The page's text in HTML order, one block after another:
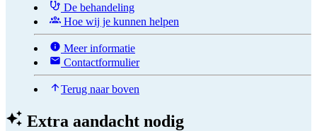
De behandeling
Hoe wij je kunnen helpen
Meer informatie
Contactformulier
Terug naar boven
Extra aandacht nodig